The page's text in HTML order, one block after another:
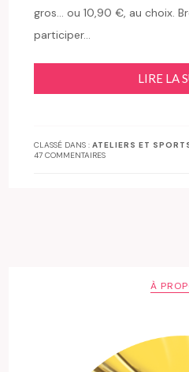
gros… ou 10,90 €, au choix.
participer…
LIRE LA
CLASSÉ DANS :ATELIERS ET
47 COMMENTAIRES
À